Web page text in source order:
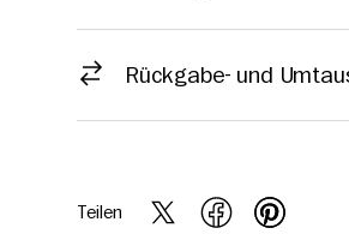
Rückgabe- und
Teilen